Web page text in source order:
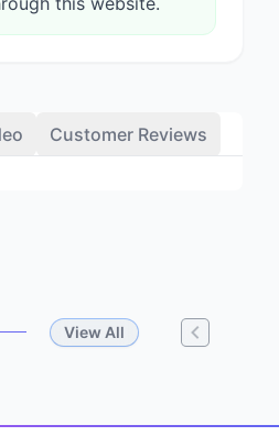
Customer Reviews
View All